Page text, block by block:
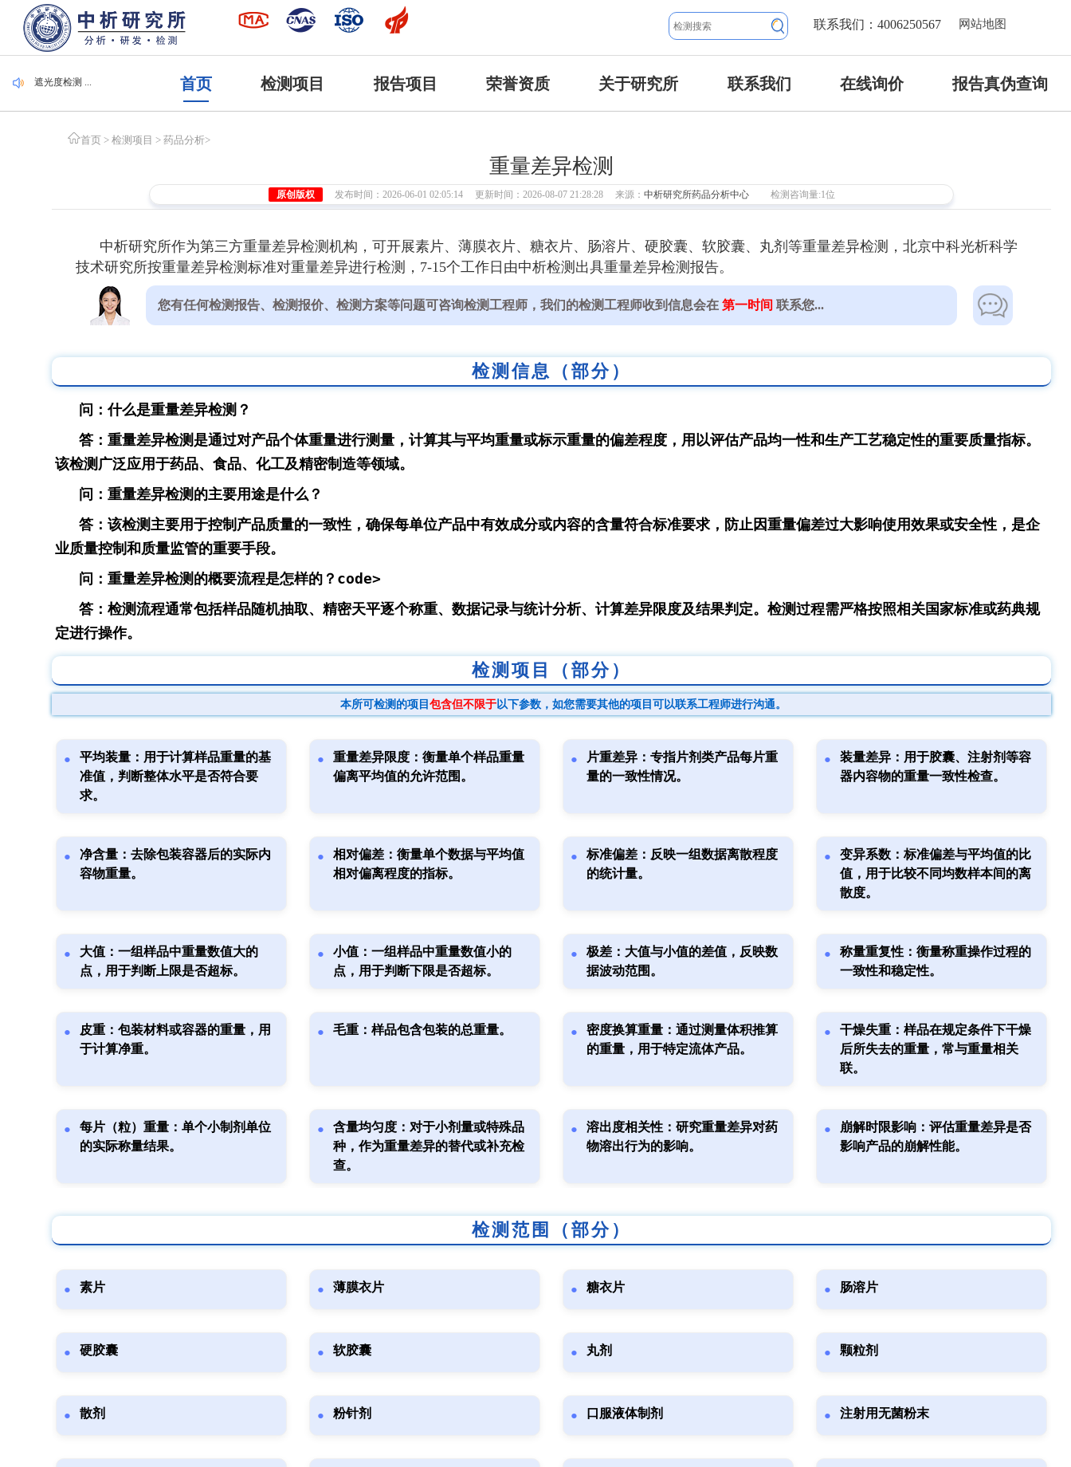
网站地图
联系我们：4006250567
毛刷检测 ...
集装袋检测 ...
潜水服检测 ...
毛刷检测 ...
首页 检测项目 报告项目 荣誉资质 关于研究所 联系我们 在线询价 报告真伪查询
首页 > 检测项目 > 药品分析>
重量差异检测
原创版权 发布时间：2026-06-01 02:05:14 更新时间：2026-08-07 21:28:28 来源： 中析研究所药品分析中心 检测咨询量:1位
中析研究所作为第三方重量差异检测机构，可开展素片、薄膜衣片、糖衣片、肠溶片、硬胶囊、软胶囊、丸剂等重量差异检测，北京中科光析科学
技术研究所按重量差异检测标准对重量差异进行检测，7-15个工作日由中析检测出具重量差异检测报告。
您有任何检测报告、检测报价、检测方案等问题可咨询检测工程师，我们的检测工程师收到信息会在第一时间 联系您...
检测信息（部分）
问：什么是重量差异检测？
答：重量差异检测是通过对产品个体重量进行测量，计算其与平均重量或标示重量的偏差程度，用以评估产品均一性和生产工艺稳定性的重要质量指标。
该检测广泛应用于药品、食品、化工及精密制造等领域。
问：重量差异检测的主要用途是什么？
答：该检测主要用于控制产品质量的一致性，确保每单位产品中有效成分或内容的含量符合标准要求，防止因重量偏差过大影响使用效果或安全性，是企
业质量控制和质量监管的重要手段。
问：重量差异检测的概要流程是怎样的？code>
答：检测流程通常包括样品随机抽取、精密天平逐个称重、数据记录与统计分析、计算差异限度及结果判定。检测过程需严格按照相关国家标准或药典规
定进行操作。
检测项目（部分）
本所可检测的项目包含但不限于以下参数，如您需要其他的项目可以联系工程师进行沟通。
平均装量：用于计算样品重量的基
准值，判断整体水平是否符合要
求。
重量差异限度：衡量单个样品重量
偏离平均值的允许范围。
片重差异：专指片剂类产品每片重
量的一致性情况。
装量差异：用于胶囊、注射剂等容
器内容物的重量一致性检查。
净含量：去除包装容器后的实际内
容物重量。
相对偏差：衡量单个数据与平均值
相对偏离程度的指标。
标准偏差：反映一组数据离散程度
的统计量。
变异系数：标准偏差与平均值的比
值，用于比较不同均数样本间的离
散度。
大值：一组样品中重量数值大的
点，用于判断上限是否超标。
小值：一组样品中重量数值小的
点，用于判断下限是否超标。
极差：大值与小值的差值，反映数
据波动范围。
称量重复性：衡量称重操作过程的
一致性和稳定性。
皮重：包装材料或容器的重量，用
于计算净重。
毛重：样品包含包装的总重量。
密度换算重量：通过测量体积推算
的重量，用于特定流体产品。
干燥失重：样品在规定条件下干燥
后所失去的重量，常与重量相关
联。
每片（粒）重量：单个小制剂单位
的实际称量结果。
含量均匀度：对于小剂量或特殊品
种，作为重量差异的替代或补充检
查。
溶出度相关性：研究重量差异对药
物溶出行为的影响。
崩解时限影响：评估重量差异是否
影响产品的崩解性能。
检测范围（部分）
素片 薄膜衣片 糖衣片 肠溶片
硬胶囊 软胶囊 丸剂 颗粒剂
散剂 粉针剂 口服液体制剂 注射用无菌粉末